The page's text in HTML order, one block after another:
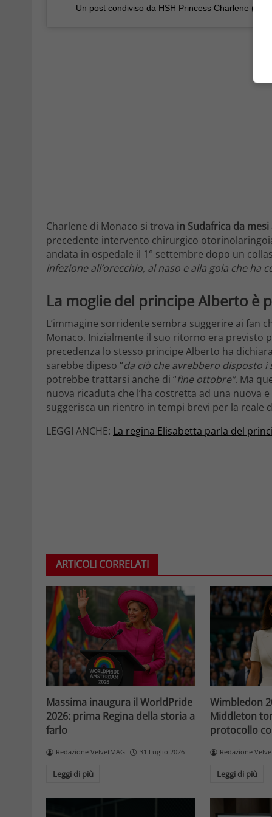
Un post condiviso da HSH Princess Charlene
Charlene di Monaco si trova in Sudafrica da mesi
precedente intervento chirurgico
andata in ospedale il 1° settembre dopo un
infezione all’orecchio, al naso e alla gola che ha
La moglie del principe Alberto è
L’immagine sorridente sembra suggerire ai fan
Monaco. Inizialmente il suo ritorno era previsto
precedenza lo stesso principe Alberto ha
sarebbe dipeso “da ciò che avrebbero disposto i
potrebbe trattarsi anche di “fine ottobre”. Ma
nuova ricaduta che l’ha costretta ad una nuova
suggerisca un rientro in tempi brevi per la reale
LEGGI ANCHE: La regina Elisabetta parla del
ARTICOLI CORRELATI
Massima inaugura il WorldPride
2026: prima Regina della storia a
farlo
Redazione VelvetMAG 31 Luglio 2026
Leggi di più
Wimbledon
Middleton
protocollo
Redazione
Leggi di più